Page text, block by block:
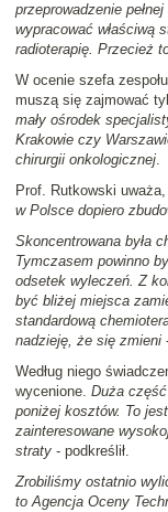
przeprowadzenie
wypracować właściwą
radioterapię. Przecież
W ocenie szefa
muszą się zajmować
mały ośrodek
Krakowie czy
chirurgii onkologicznej.
Prof. Rutkowski
w Polsce dopiero
Skoncentrowana była
Tymczasem powinno
odsetek wyleczeń. Z
być bliżej miejsca
standardową
nadzieję, że się zmieni
Według niego
wycenione. Duża
poniżej kosztów. To
zainteresowane
straty - podkreślił.
Zrobiliśmy ostatnio
to Agencja Oceny